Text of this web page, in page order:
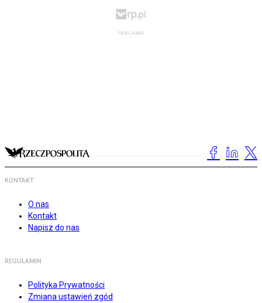
KONTAKT
O nas
Kontakt
Napisz do nas
REGULAMIN
Polityka Prywatności
Zmiana ustawień zgód